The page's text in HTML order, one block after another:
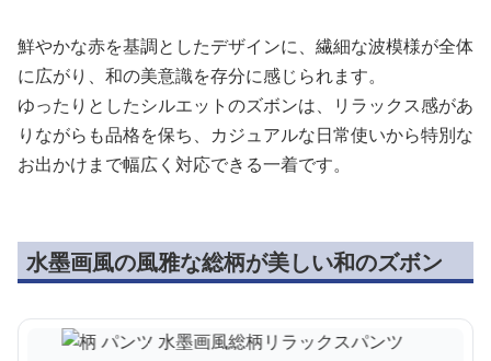
鮮やかな赤を基調としたデザインに、繊細な波模様が全体
に広がり、和の美意識を存分に感じられます。
ゆったりとしたシルエットのズボンは、リラックス感があ
りながらも品格を保ち、カジュアルな日常使いから特別な
お出かけまで幅広く対応できる一着です。
水墨画風の風雅な総柄が美しい和のズボン